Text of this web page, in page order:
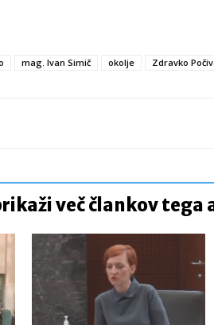
mag. Ivan Simič okolje Zdravko
več člankov tega